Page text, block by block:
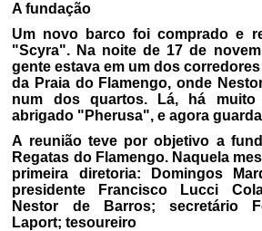
A fundação
Um novo barco foi comprado e
"Scyra". Na noite de 17 de
gente estava em um dos
da Praia do Flamengo, onde
num dos quartos. Lá, há muito
abrigado "Pherusa", e agora
A reunião teve por objetivo a
Regatas do Flamengo. Naquela
primeira diretoria: Domingos
presidente Francisco Lucci
Nestor de Barros; secretário
Laport; tesoureiro